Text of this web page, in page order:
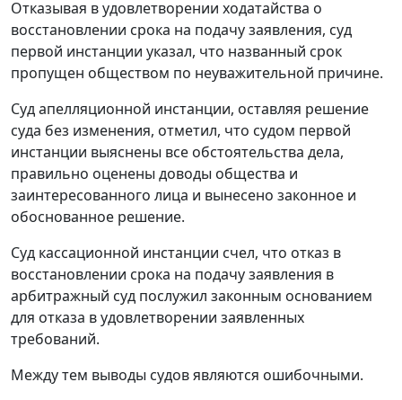
Отказывая в удовлетворении ходатайства о
восстановлении срока на подачу заявления, суд
первой инстанции указал, что названный срок
пропущен обществом по неуважительной причине.
Суд апелляционной инстанции, оставляя решение
суда без изменения, отметил, что судом первой
инстанции выяснены все обстоятельства дела,
правильно оценены доводы общества и
заинтересованного лица и вынесено законное и
обоснованное решение.
Суд кассационной инстанции счел, что отказ в
восстановлении срока на подачу заявления в
арбитражный суд послужил законным основанием
для отказа в удовлетворении заявленных
требований.
Между тем выводы судов являются ошибочными.